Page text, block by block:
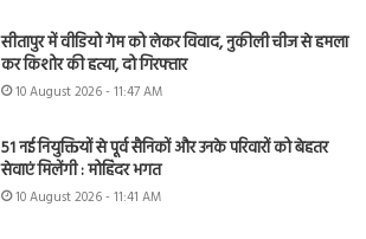
सीतापुर में वीडियो गेम को लेकर विवाद, नुकीली चीज से हमला
कर किशोर की हत्या, दो गिरफ्तार
10 August 2026 - 11:47 AM
51 नई नियुक्तियों से पूर्व सैनिकों और उनके परिवारों को बेहतर
सेवाएं मिलेंगी : मोहिंदर भगत
10 August 2026 - 11:41 AM